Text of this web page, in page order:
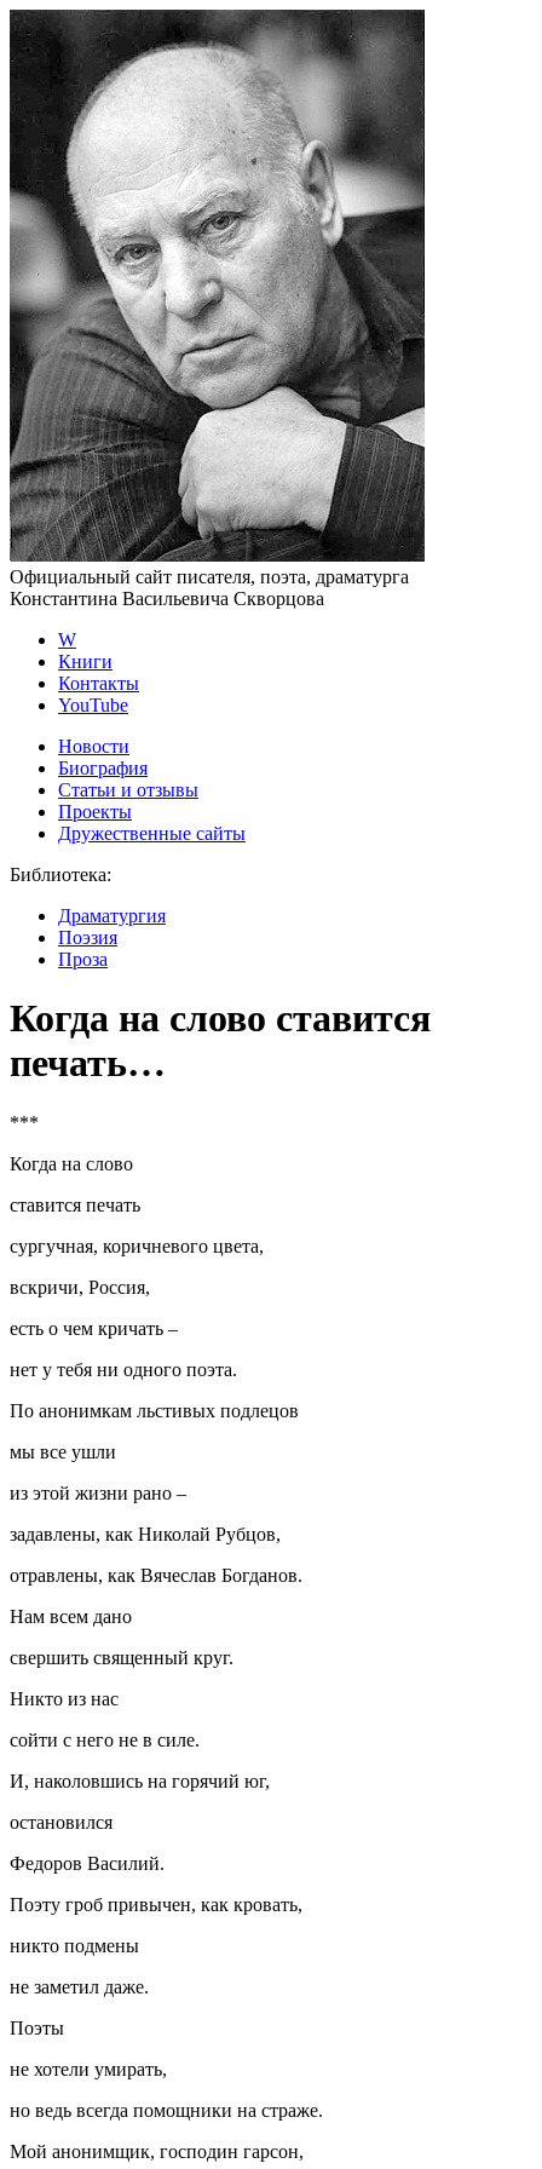
Официальный сайт писателя, поэта, драматурга
Константина Васильевича Скворцова
W
Книги
Контакты
YouTube
Новости
Биография
Статьи и отзывы
Проекты
Дружественные сайты
Библиотека:
Драматургия
Поэзия
Проза
Когда на слово ставится
печать…
***
Когда на слово
ставится печать
сургучная, коричневого цвета,
вскричи, Россия,
есть о чем кричать –
нет у тебя ни одного поэта.
По анонимкам льстивых подлецов
мы все ушли
из этой жизни рано –
задавлены, как Николай Рубцов,
отравлены, как Вячеслав Богданов.
Нам всем дано
свершить священный круг.
Никто из нас
сойти с него не в силе.
И, наколовшись на горячий юг,
остановился
Федоров Василий.
Поэту гроб привычен, как кровать,
никто подмены
не заметил даже.
Поэты
не хотели умирать,
но ведь всегда помощники на страже.
Мой анонимщик, господин гарсон,